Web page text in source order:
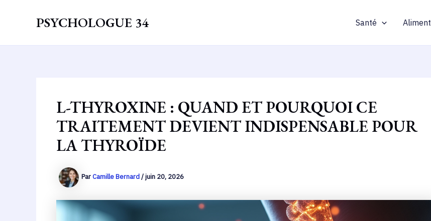
PSYCHOLOGUE 34 Santé
L-THYROXINE : QUAND ET POURQUOI CE
TRAITEMENT DEVIENT INDISPENSABLE POUR
LA THYROÏDE
ParCamille Bernard/juin 20, 2026